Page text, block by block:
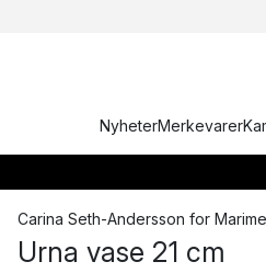
NyheterMerkevarer
Carina Seth-Andersson for
Urna vase 21 cm